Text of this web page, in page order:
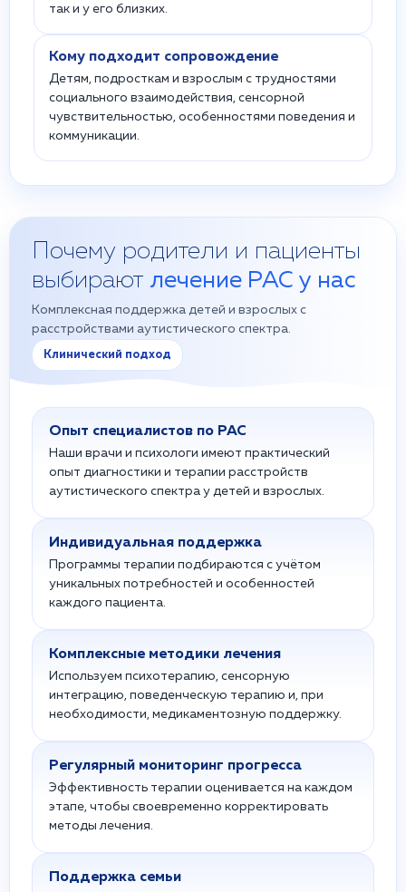
так и у его близких.
Кому подходит сопровождение
Детям, подросткам и взрослым с трудностями
социального взаимодействия, сенсорной
чувствительностью, особенностями поведения и
коммуникации.
Почему родители и пациенты
выбирают лечение РАС у нас
Комплексная поддержка детей и взрослых с
расстройствами аутистического спектра.
Клинический подход
Опыт специалистов по РАС
Наши врачи и психологи имеют практический
опыт диагностики и терапии расстройств
аутистического спектра у детей и взрослых.
Индивидуальная поддержка
Программы терапии подбираются с учётом
уникальных потребностей и особенностей
каждого пациента.
Комплексные методики лечения
Используем психотерапию, сенсорную
интеграцию, поведенческую терапию и, при
необходимости, медикаментозную поддержку.
Регулярный мониторинг прогресса
Эффективность терапии оценивается на каждом
этапе, чтобы своевременно корректировать
методы лечения.
Поддержка семьи